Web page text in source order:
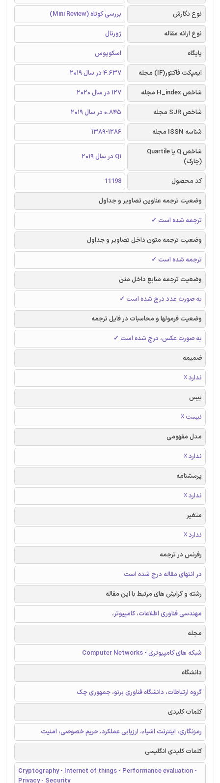
نوع نگارش
بررسی کوتاه (Mini Review)
نوع ارائه مقاله
ژورنال
پایگاه
اسکوپوس
ایمپکت فاکتور(IF) مجله
4.637 در سال 2019
شاخص H_index مجله
127 در سال 2020
شاخص SJR مجله
0.845 در سال 2019
شناسه ISSN مجله
1389-1286
شاخص Q یا Quartile
(چارک)
Q1 در سال 2019
کد محصول
11198
وضعیت ترجمه عناوین تصاویر و جداول
ترجمه شده است ✓
وضعیت ترجمه متون داخل تصاویر و جداول
ترجمه شده است ✓
وضعیت ترجمه منابع داخل متن
به صورت عدد درج شده است ✓
وضعیت فرمولها و محاسبات در فایل ترجمه
به صورت عکس، درج شده است ✓
ضمیمه
ندارد ☓
بیس
نیست ☓
مدل مفهومی
ندارد ☓
پرسشنامه
ندارد ☓
متغیر
ندارد ☓
رفرنس در ترجمه
در انتهای مقاله درج شده است
رشته و گرایش های مرتبط با این مقاله
مهندسی فناوری اطلاعات، کامپیوتر،
مجله
شبکه های کامپیوتری - Computer Networks
دانشگاه
گروه ارتباطات، دانشگاه فناوری برنو، جمهوری چک
کلمات کلیدی
رمزنگاری، اینترنت اشیاء، ارزیابی عملکرد، حریم خصوصی، امنیت
کلمات کلیدی انگلیسی
Cryptography - Internet of things - Performance evaluation -
Privacy - Security